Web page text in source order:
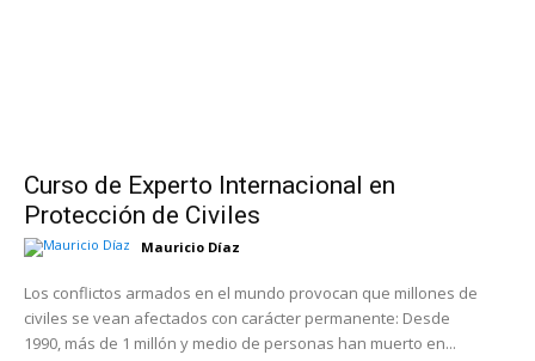
Curso de Experto Internacional en
Protección de Civiles
Mauricio Díaz
Los conflictos armados en el mundo provocan que millones de
civiles se vean afectados con carácter permanente: Desde
1990, más de 1 millón y medio de personas han muerto en...